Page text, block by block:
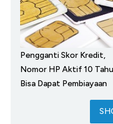
Pengganti Skor Kredit,
Nomor HP Aktif 10
Bisa Dapat Pembiayaan